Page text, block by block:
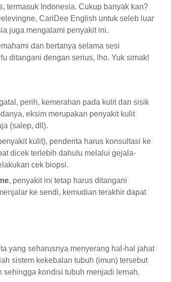
termasuk Indonesia. Cukup banyak kan?
CariDee English untuk seleb luar
juga mengalami penyakit ini.
dan bertanya selama sesi
ditangani dengan serius, lho. Yuk simak!
perih, kemerahan pada kulit dan sisik
eksim merupakan penyakit kulit
(salep, dll).
kulit), penderita harus konsultasi ke
dicek terlebih dahulu melalui gejala-
cek biopsi.
, penyakit ini tetap harus ditangani
ke sendi, kemudian terakhir dapat
yang seharusnya menyerang hal-hal jahat
sistem kekebalan tubuh (imun) tersebut
kondisi tubuh menjadi lemah.